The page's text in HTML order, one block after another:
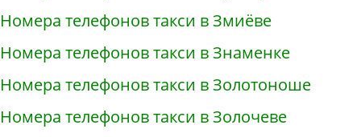
Номера телефонов такси в Змиёве
Номера телефонов такси в Знаменке
Номера телефонов такси в Золотоноше
Номера телефонов такси в Золочеве